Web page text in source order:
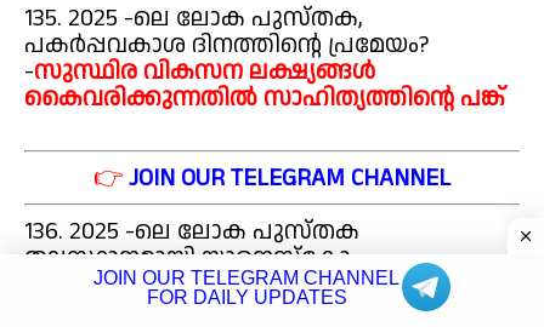
135. 2025 -ലെ ലോക പുസ്തക,
പകർപ്പവകാശ ദിനത്തിന്റെ പ്രമേയം?
-സുസ്ഥിര വികസന ലക്ഷ്യങ്ങൾ
കൈവരിക്കുന്നതിൽ സാഹിത്യത്തിന്റെ പങ്ക്
👉JOIN OUR TELEGRAM CHANNEL
136. 2025 -ലെ ലോക പുസ്തക
തലസ്ഥാനമായി യുനെസ്കോ
തിരഞ്ഞെടുക്കപ്പെട്ട നഗരം? -റിയോ ഡി
ജനീറോ (ബ്രസീൽ)
JOIN OUR TELEGRAM CHANNEL
FOR DAILY UPDATES